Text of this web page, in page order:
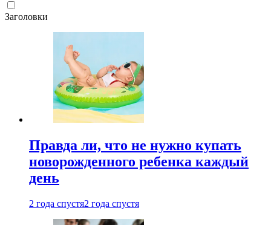
Заголовки
Правда ли, что не нужно купать
новорожденного ребенка каждый
день
2 года спустя2 года спустя